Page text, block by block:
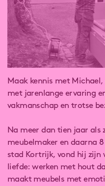
Maak kennis met
met jarenlange ervaring
vakmanschap en trotse
Na meer dan tien jaar als
meubelmaker en daarna
stad Kortrijk, vond hij zijn
liefde: werken met hout
maakt meubels met